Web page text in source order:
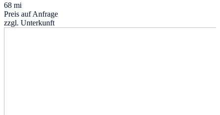
68 mi
Preis auf Anfrage
zzgl. Unterkunft